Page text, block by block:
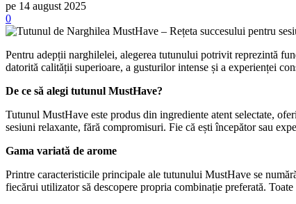
pe 14 august 2025
0
Pentru adepții narghilelei, alegerea tutunului potrivit reprezintă
datorită calității superioare, a gusturilor intense și a experienței
De ce să alegi tutunul MustHave?
Tutunul MustHave este produs din ingrediente atent selectate,
sesiuni relaxante, fără compromisuri. Fie că ești începător sau
Gama variată de arome
Printre caracteristicile principale ale tutunului MustHave se
fiecărui utilizator să descopere propria combinație preferată.